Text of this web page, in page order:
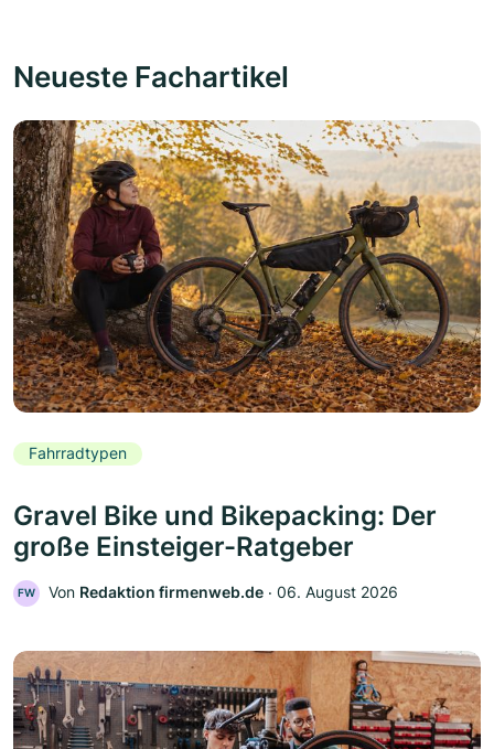
Neueste Fachartikel
Fahrradtypen
Gravel Bike und Bikepacking: Der
große Einsteiger-Ratgeber
FW Von Redaktion firmenweb.de ‧ 06. August 2026